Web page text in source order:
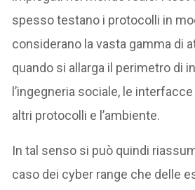
spesso testano i protocolli in
considerano la vasta gamma di
quando si allarga il perimetro di
l’ingegneria sociale, le
altri protocolli e l’ambiente.
In tal senso si può quindi
caso dei cyber range che delle